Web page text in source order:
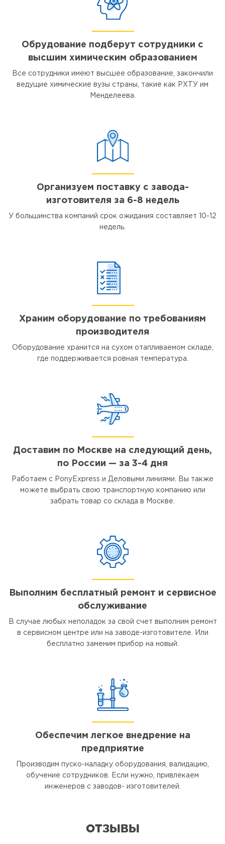
Обрудование подберут сотрудники с
высшим химическим образованием
Все сотрудники имеют высшее образование, закончили
ведущие химические вузы страны, такие как РХТУ им
Менделеева.
Организуем поставку с завода-
изготовителя за 6-8 недель
У большинства компаний срок ожидания составляет 10-12
недель.
Храним оборудование по требованиям
производителя
Оборудование хранится на сухом отапливаемом складе,
где поддерживается ровная температура.
Доставим по Москве на следующий день,
по России — за 3-4 дня
Работаем с PonyExpress и Деловыми линиями. Вы также
можете выбрать свою транспортную компанию или
забрать товар со склада в Москве.
Выполним бесплатный ремонт и сервисное
обслуживание
В случае любых неполадок за свой счет выполним ремонт
в сервисном центре или на заводе-изготовителе. Или
бесплатно заменим прибор на новый.
Обеспечим легкое внедрение на
предприятие
Производим пуско-наладку оборудования, валидацию,
обучение сотрудников. Если нужно, привлекаем
инженеров с заводов- изготовителей.
ОТЗЫВЫ